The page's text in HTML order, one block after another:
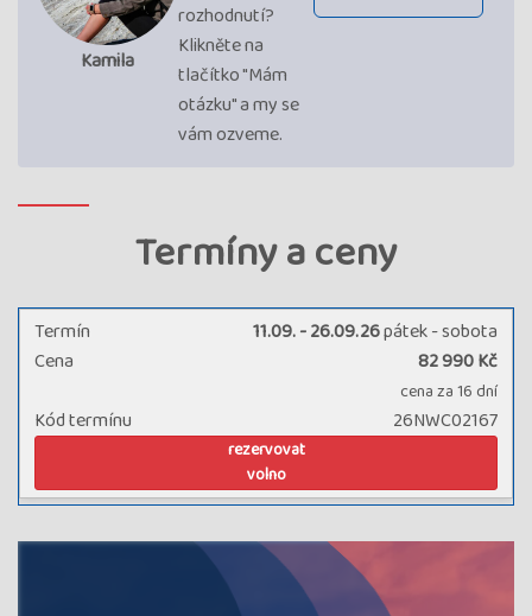
Kamila
rozhodnutí?
Klikněte na
tlačítko "Mám
otázku" a my se
vám ozveme.
Termíny a ceny
Termín 11.09. - 26.09.26pátek - sobota
Kód termínu 26NWC02167
Cena 82 990 Kč
cena za 16 dní
rezervovat
volno